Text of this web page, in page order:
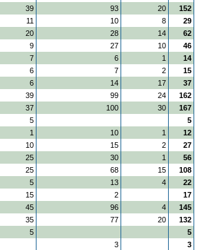
39 93 20
152
11 10 8
29
20 28 14
62
9 27 10
46
7 6 1
14
6 7 2
15
6 14 17
37
39 99 24
162
37 100 30
167
5
5
1 10 1
12
10 15 2
27
25 30 1
56
25 68 15
108
5 13 4
22
15 2
17
45 96 4
145
35 77 20
132
5
5
3
3